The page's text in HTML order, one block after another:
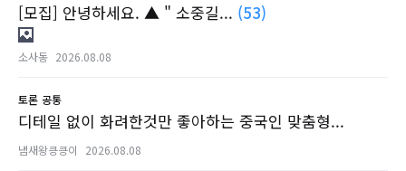
[모집] 안녕하세요. ▲ " 소중길... (53)
소사동 2026.08.08
토론 공통
디테일 없이 화려한것만 좋아하는 중국인 맞춤형...
냄새왕킁킁이 2026.08.08